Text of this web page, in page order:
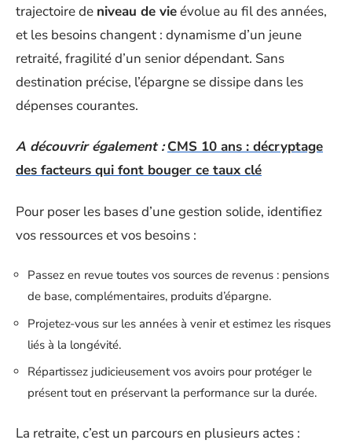
trajectoire de niveau de vieévolue au fil des années,
et les besoins changent : dynamisme d’un jeune
retraité, fragilité d’un senior dépendant. Sans
destination précise, l’épargne se dissipe dans les
dépenses courantes.
A découvrir également : CMS 10 ans : décryptage
des facteurs qui font bouger ce taux clé
Pour poser les bases d’une gestion solide, identifiez
vos ressources et vos besoins :
Passez en revue toutes vos sources de revenus : pensions
de base, complémentaires, produits d’épargne.
Projetez-vous sur les années à venir et estimez les risques
liés à la longévité.
Répartissez judicieusement vos avoirs pour protéger le
présent tout en préservant la performance sur la durée.
La retraite, c’est un parcours en plusieurs actes :